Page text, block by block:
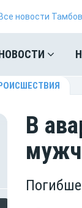
Все новости
В